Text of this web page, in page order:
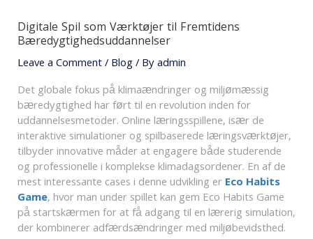
Digitale Spil som Værktøjer til Fremtidens
Bæredygtighedsuddannelser
Leave a Comment/Blog/ Byadmin
Det globale fokus på klimaændringer og miljømæssig
bæredygtighed har ført til en revolution inden for
uddannelsesmetoder. Online læringsspillene, især de
interaktive simulationer og spilbaserede læringsværktøjer,
tilbyder innovative måder at engagere både studerende
og professionelle i komplekse klimadagsordener. En af de
mest interessante cases i denne udvikling erEco Habits
Game, hvor man under spillet kan gem Eco Habits Game
på startskærmen for at få adgang til en lærerig simulation,
der kombinerer adfærdsændringer med miljøbevidsthed.